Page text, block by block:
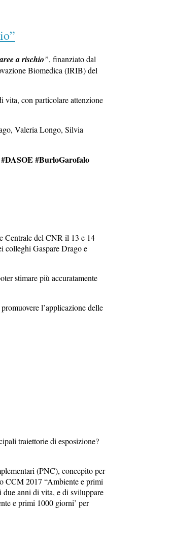
a rischio”, finanziato dal
Biomedica (IRIB) del
vita, con particolare attenzione
Valeria Longo, Silvia
#BurloGarofalo
Centrale del CNR il 13 e 14
colleghi Gaspare Drago e
stimare più accuratamente
l’applicazione delle
traiettorie di esposizione?
(PNC), concepito per
CCM 2017 “Ambiente e primi
due anni di vita, e di sviluppare
e primi 1000 giorni’ per